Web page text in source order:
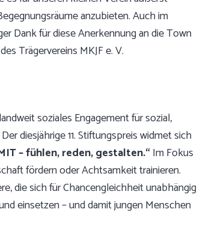
anzubieten. Auch im
Dank für diese Anerkennung an die Town
Trägervereins MKJF e. V.
soziales Engagement für sozial,
diesjährige 11. Stiftungspreis widmet sich
– fühlen, reden, gestalten.“ Im Fokus
fördern oder Achtsamkeit trainieren.
die sich für Chancengleichheit unabhängig
einsetzen – und damit jungen Menschen